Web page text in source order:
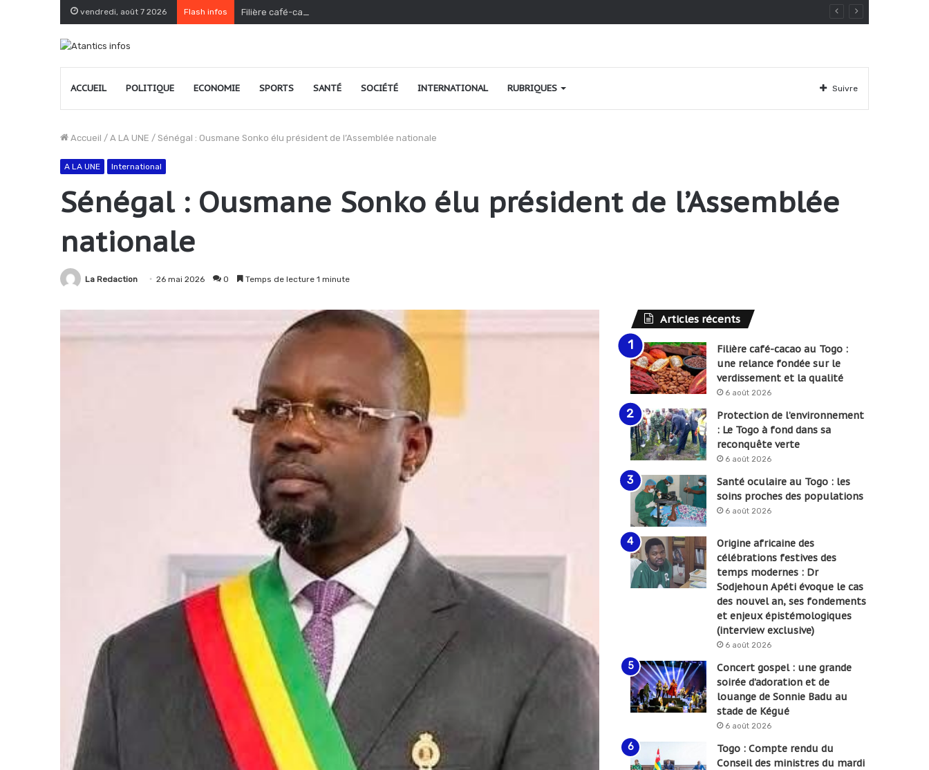
vendredi, août 7 2026 Flash infos Filière café-cacao au Togo : une relance fondée sur le verdissement et la qualité
ACCUEIL POLITIQUE ECONOMIE SPORTS SANTÉ SOCIÉTÉ INTERNATIONAL RUBRIQUES Suivre
Accueil / A LA UNE / Sénégal : Ousmane Sonko élu président de l’Assemblée nationale
A LA UNE International
Sénégal : Ousmane Sonko élu président de l’Assemblée
nationale
La Redaction 26 mai 2026 0 Temps de lecture 1 minute
Articles récents
Filière café-cacao au Togo :
une relance fondée sur le
verdissement et la qualité
6 août 2026
Protection de l’environnement
: Le Togo à fond dans sa
reconquête verte
6 août 2026
Santé oculaire au Togo : les
soins proches des populations
6 août 2026
Origine africaine des
célébrations festives des
temps modernes : Dr
Sodjehoun Apéti évoque le cas
des nouvel an, ses fondements
et enjeux épistémologiques
(interview exclusive)
6 août 2026
Concert gospel : une grande
soirée d’adoration et de
louange de Sonnie Badu au
stade de Kégué
6 août 2026
Togo : Compte rendu du
Conseil des ministres du mardi